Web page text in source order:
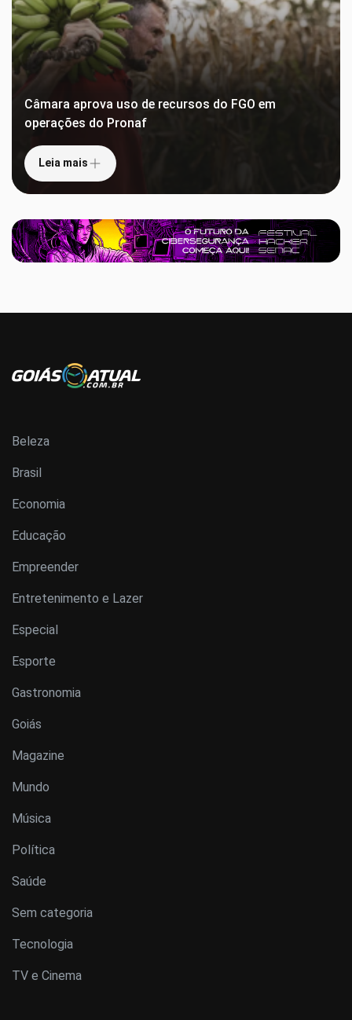
Câmara aprova uso de recursos do FGO em
operações do Pronaf
Leia mais
Beleza
Brasil
Economia
Educação
Empreender
Entretenimento e Lazer
Especial
Esporte
Gastronomia
Goiás
Magazine
Mundo
Música
Política
Saúde
Sem categoria
Tecnologia
TV e Cinema